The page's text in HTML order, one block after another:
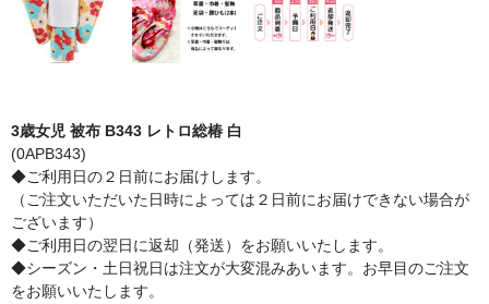
3歳女児 被布 B343 レトロ総椿 白
(0APB343)
◆ご利用日の２日前にお届けします。
（ご注文いただいた日時によっては２日前にお届けできない場合が
ございます）
◆ご利用日の翌日に返却（発送）をお願いいたします。
◆シーズン・土日祝日は注文が大変混みあいます。お早目のご注文
をお願いいたします。